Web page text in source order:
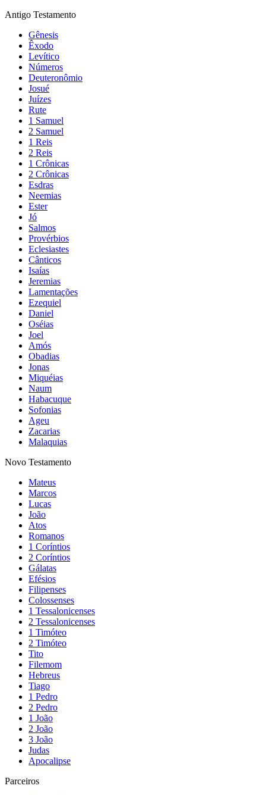
Antigo Testamento
Gênesis
Êxodo
Levítico
Números
Deuteronômio
Josué
Juízes
Rute
1 Samuel
2 Samuel
1 Reis
2 Reis
1 Crônicas
2 Crônicas
Esdras
Neemias
Ester
Jó
Salmos
Provérbios
Eclesiastes
Cânticos
Isaías
Jeremias
Lamentações
Ezequiel
Daniel
Oséias
Joel
Amós
Obadias
Jonas
Miquéias
Naum
Habacuque
Sofonias
Ageu
Zacarias
Malaquias
Novo Testamento
Mateus
Marcos
Lucas
João
Atos
Romanos
1 Coríntios
2 Coríntios
Gálatas
Efésios
Filipenses
Colossenses
1 Tessalonicenses
2 Tessalonicenses
1 Timóteo
2 Timóteo
Tito
Filemom
Hebreus
Tiago
1 Pedro
2 Pedro
1 João
2 João
3 João
Judas
Apocalipse
Parceiros